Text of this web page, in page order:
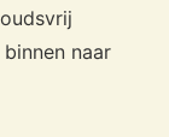
naar